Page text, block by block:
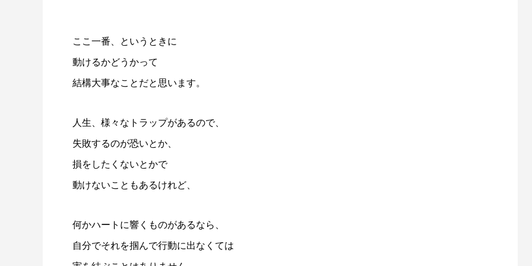
ここ一番、というときに
動けるかどうかって
結構大事なことだと思います。
人生、様々なトラップがあるので、
失敗するのが恐いとか、
損をしたくないとかで
動けないこともあるけれど、
何かハートに響くものがあるなら、
自分でそれを掴んで行動に出なくては